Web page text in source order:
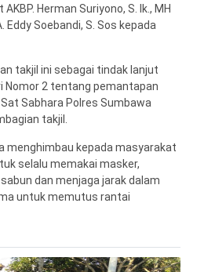
Herman Suriyono, S. Ik., MH
Eddy Soebandi, S. Sos kepada
takjil ini sebagai tindak lanjut
Nomor 2 tentang pemantapan
Sabhara Polres Sumbawa
takjil.
menghimbau kepada masyarakat
selalu memakai masker,
dan menjaga jarak dalam
untuk memutus rantai